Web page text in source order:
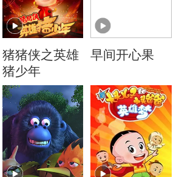
猪猪侠之英雄
猪少年
早间开心果